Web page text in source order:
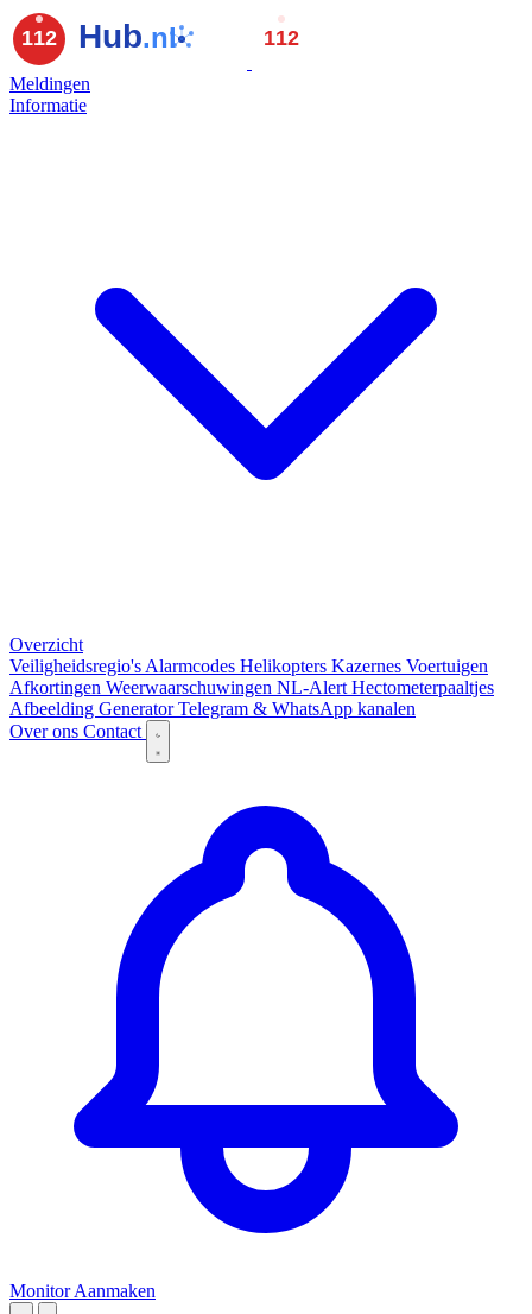
Meldingen
Informatie
Overzicht
Veiligheidsregio's Alarmcodes Helikopters Kazernes Voertuigen
Afkortingen Weerwaarschuwingen NL-Alert Hectometerpaaltjes
Afbeelding GeneratorTelegram & WhatsApp kanalen
Over ons Contact
Monitor Aanmaken